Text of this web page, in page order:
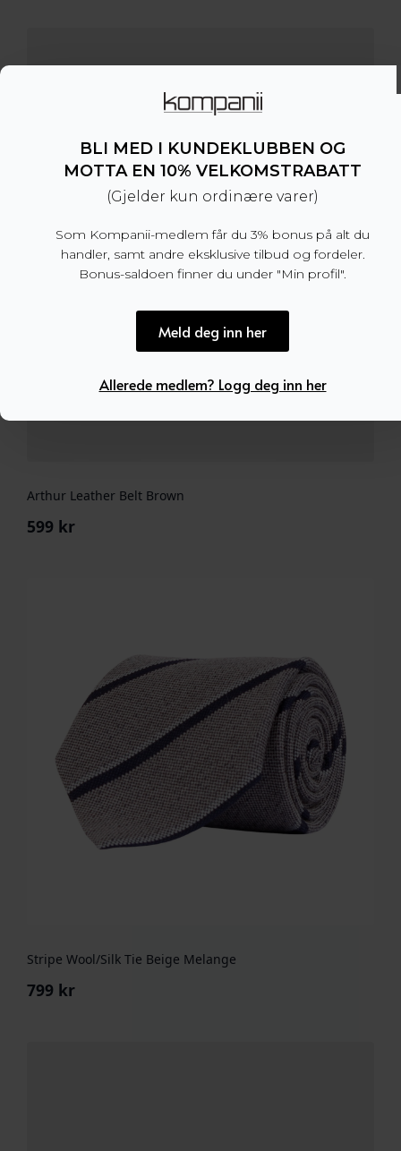
Arthur Leather Belt Brown
599 kr
Stripe Wool/Silk Tie Beige Melange
799 kr
BLI MED I KUNDEKLUBBEN OG
MOTTA EN 10% VELKOMSTRABATT
(Gjelder kun ordinære varer)
Som Kompanii-medlem får du 3% bonus på alt du
handler, samt andre eksklusive tilbud og fordeler.
Bonus-saldoen finner du under "Min profil".
Meld deg inn her
Allerede medlem? Logg deg inn her